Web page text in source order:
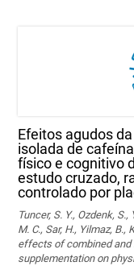
Efeitos agudos
isolada de
físico e cognitivo
estudo cruzado,
controlado por
Tuncer, S. Y., Ozdenk, S.,
M. C., Sar, H., Yilmaz, B.,
effects of combined
supplementation on